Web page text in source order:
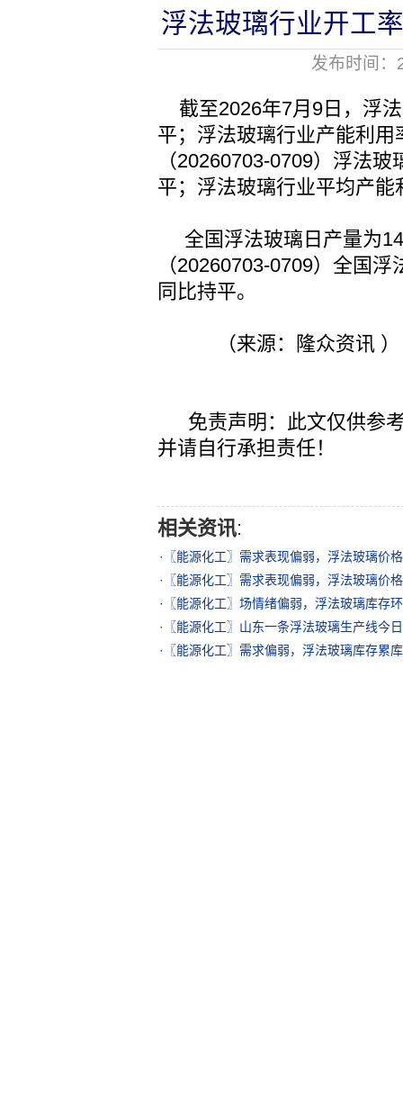
浮法玻璃行业开工
发布时间
截至2026年7月9日，浮
平；浮法玻璃行业产能利
（20260703-0709）浮法
平；浮法玻璃行业平均产
全国浮法玻璃日产量为
（20260703-0709）全国
同比持平。
（来源：隆众资讯 ）
免责声明：此文仅供参
并请自行承担责任！
相关资讯:
·
〖能源化工〗需求表现偏弱，浮法玻璃价
·
〖能源化工〗需求表现偏弱，浮法玻璃价
·
〖能源化工〗场情绪偏弱，浮法玻璃库存
·
〖能源化工〗山东一条浮法玻璃生产线今
·
〖能源化工〗需求偏弱，浮法玻璃库存累库